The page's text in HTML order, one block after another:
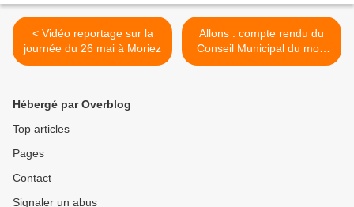
< Vidéo reportage sur la
journée du 26 mai à Moriez
Allons : compte rendu du
Conseil Municipal du mois
de mai 2013 >
Hébergé par Overblog
Top articles
Pages
Contact
Signaler un abus